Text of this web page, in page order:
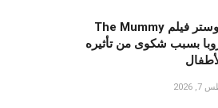
حظر بوستر فيلم The Mummy
بسبب شكوى من تأثيره
2026